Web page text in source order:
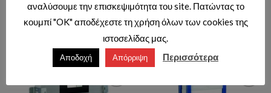
RELATED PRODUCTS
αναλύσουμε την επισκεψιμότητα του site. Πατώντας το
κουμπί "OK" αποδέχεστε τη χρήση όλων των cookies της
ιστοσελίδας μας.
Αποδοχή Απόρριψη Περισσότερα